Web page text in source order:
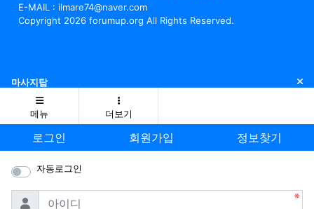
E-MAIL : ilmare74@naver.com
Copyright 2026 forumup.org All Rights Reserved.
마사지탑 닫
메뉴 더보기
로그인 회원가입 정보찾기
자동로그인
아이디